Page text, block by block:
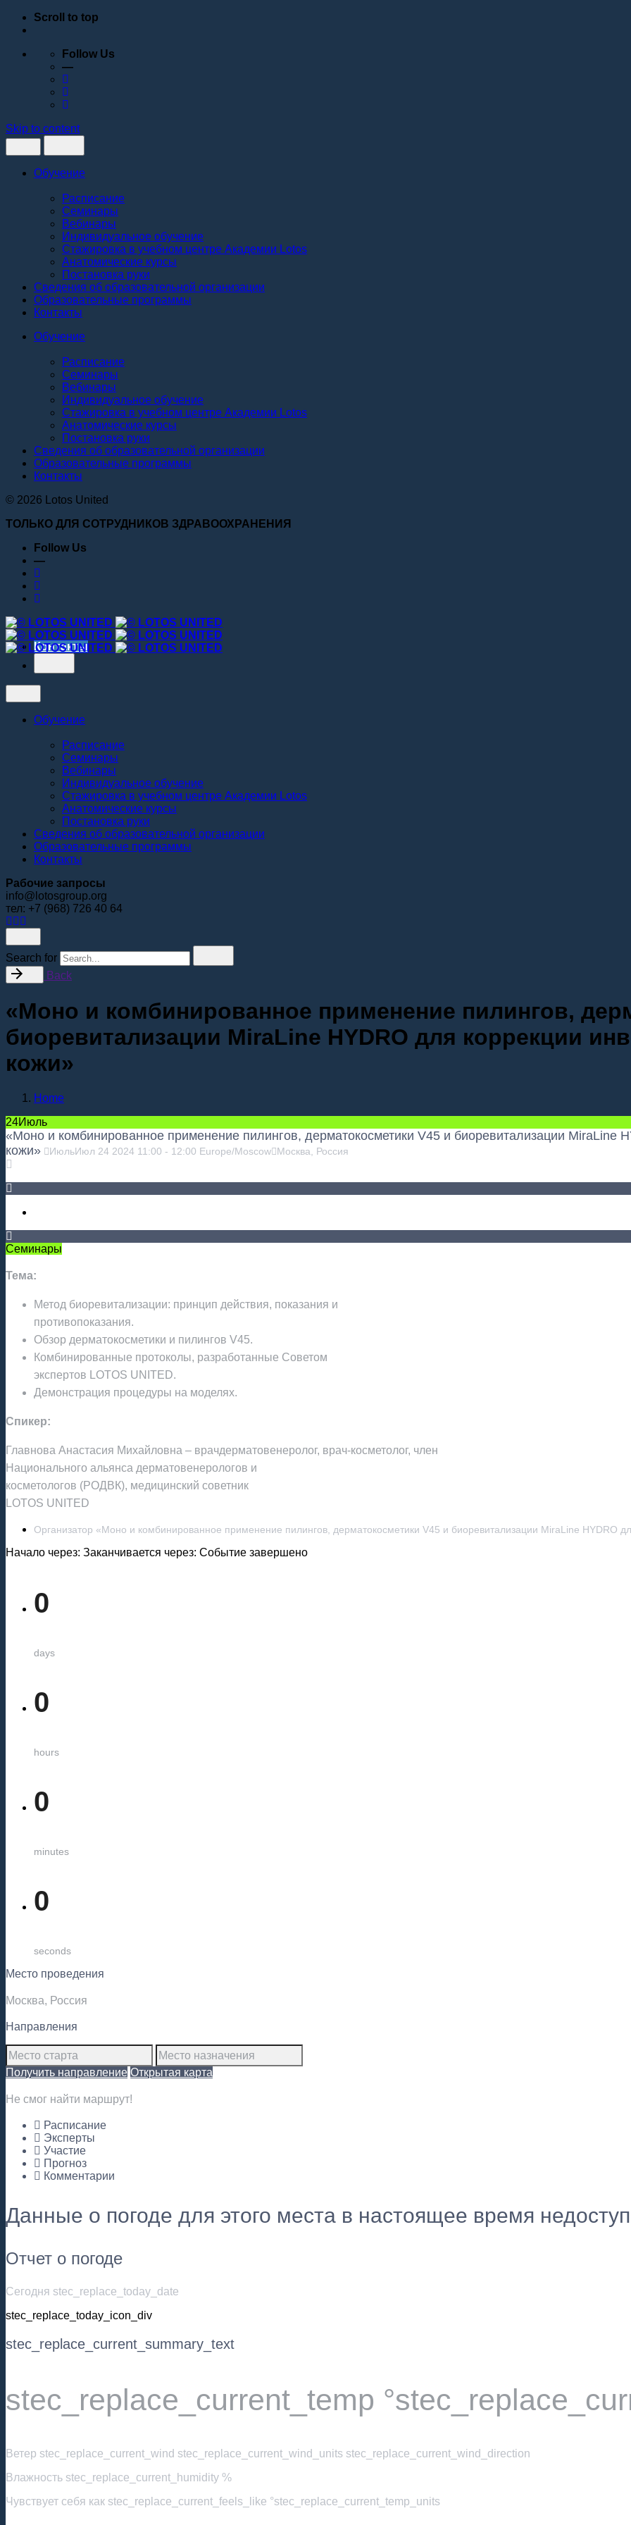
Scroll to top
Follow Us
—
Skip to content
Обучение
Расписание
Семинары
Вебинары
Индивидуальное обучение
Стажировка в учебном центре Академии Lotos
Анатомические курсы
Постановка руки
Сведения об образовательной организации
Образовательные программы
Контакты
Обучение
Расписание
Семинары
Вебинары
Индивидуальное обучение
Стажировка в учебном центре Академии Lotos
Анатомические курсы
Постановка руки
Сведения об образовательной организации
Образовательные программы
Контакты
© 2026 Lotos United
ТОЛЬКО ДЛЯ СОТРУДНИКОВ ЗДРАВООХРАНЕНИЯ
Follow Us
—
Контакты
Обучение
Расписание
Семинары
Вебинары
Индивидуальное обучение
Стажировка в учебном центре Академии Lotos
Анатомические курсы
Постановка руки
Сведения об образовательной организации
Образовательные программы
Контакты
Рабочие запросы
info@lotosgroup.org
тел: +7 (968) 726 40 64
Search for
Back
«Моно и комбинированное применение пилингов,
биоревитализации MiraLine HYDRO для коррекции
кожи»
Home
24Июль
«Моно и комбинированное применение пилингов, дерматокосметики V45 и биоревитализации MiraLine
кожи»
ИюльИюл 24 2024 11:00 - 12:00 Europe/Moscow Москва, Россия
Семинары
Тема:
Метод биоревитализации: принцип действия, показания и
противопоказания.
Обзор дерматокосметики и пилингов V45.
Комбинированные протоколы, разработанные Советом
экспертов LOTOS UNITED.
Демонстрация процедуры на моделях.
Спикер:
Главнова Анастасия Михайловна – врачдерматовенеролог, врач-косметолог, член
Национального альянса дерматовенерологов и
косметологов (РОДВК), медицинский советник
LOTOS UNITED
Организатор «Моно и комбинированное применение пилингов, дерматокосметики V45 и биоревитализации MiraLine HYDRO
Начало через: Заканчивается через: Событие завершено
0
days
0
hours
0
minutes
0
seconds
Место проведения
Москва, Россия
Направления
Получить направление Открытая карта
Не смог найти маршрут!
Расписание
Эксперты
Участие
Прогноз
Комментарии
Данные о погоде для этого места в настоящее время
Отчет о погоде
Сегодня stec_replace_today_date
stec_replace_today_icon_div
stec_replace_current_summary_text
stec_replace_current_temp
Ветер stec_replace_current_wind stec_replace_current_wind_units stec_replace_current_wind_direction
Влажность stec_replace_current_humidity %
Чувствует себя как stec_replace_current_feels_like °stec_replace_current_temp_units